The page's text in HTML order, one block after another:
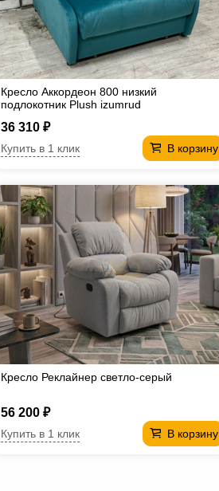
Кресло Аккордеон 800 низкий
подлокотник Plush izumrud
36 310 ₽
В корзину
Купить в 1 клик
Кресло Реклайнер светло-серый
56 200 ₽
В корзину
Купить в 1 клик